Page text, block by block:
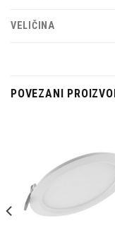
VELIČINA
POVEZANI